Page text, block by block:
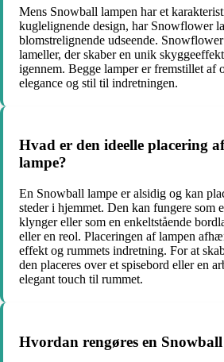
Mens Snowball lampen har et
kuglelignende design, har Snowflower
blomstrelignende udseende.
lameller, der skaber en unik
igennem. Begge lamper er fremstillet af
elegance og stil til indretningen.
Hvad er den ideelle placering
lampe?
En Snowball lampe er alsidig og kan
steder i hjemmet. Den kan fungere som
klynger eller som en enkeltstående
eller en reol. Placeringen af lampen
effekt og rummets indretning. For at
den placeres over et spisebord eller en
elegant touch til rummet.
Hvordan rengøres en